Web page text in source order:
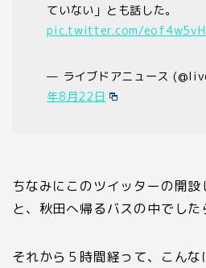
ていない」とも話した。
pic.twitter.com/
— ライブドアニュース
年8月22日
ちなみにこのツイッターの開
と、秋田へ帰るバスの中でした
それから５時間経って、こん